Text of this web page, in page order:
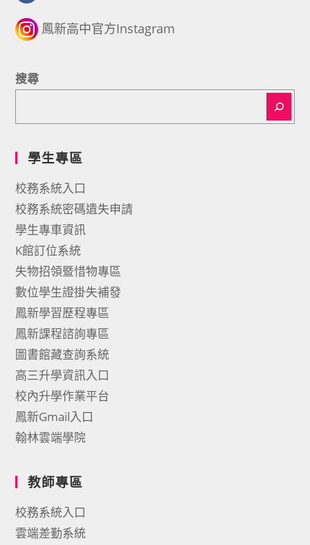
鳳新高中官方Instagram
搜尋
學生專區
校務系統入口
校務系統密碼遺失申請
學生專車資訊
K館訂位系統
失物招領暨惜物專區
數位學生證掛失補發
鳳新學習歷程專區
鳳新課程諮詢專區
圖書館藏查詢系統
高三升學資訊入口
校內升學作業平台
鳳新Gmail入口
翰林雲端學院
教師專區
校務系統入口
雲端差勤系統